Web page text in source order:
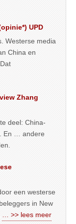
UPD
Westerse media
China en
Zhang
deel: China-
En … andere
een westerse
in New
… >> lees meer